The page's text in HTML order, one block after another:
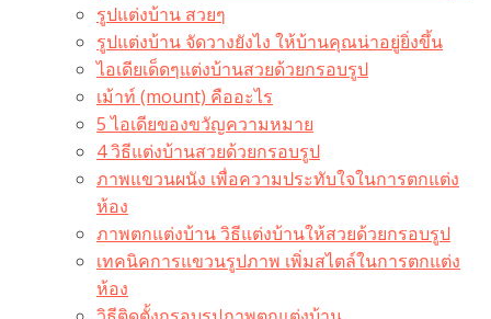
รูปแต่งบ้าน สวยๆ
รูปแต่งบ้าน จัดวางยังไง ให้บ้านคุณน่าอยู่ยิ่งขึ้น
ไอเดียเด็ดๆแต่งบ้านสวยด้วยกรอบรูป
เม้าท์ (mount) คืออะไร​
5 ไอเดียของขวัญความหมาย
4 วิธีแต่งบ้านสวยด้วยกรอบรูป
ภาพแขวนผนัง เพื่อความประทับใจในการตกแต่ง
ห้อง
ภาพตกแต่งบ้าน วิธีแต่งบ้านให้สวยด้วยกรอบรูป
เทคนิคการแขวนรูปภาพ เพิ่มสไตล์ในการตกแต่ง
ห้อง